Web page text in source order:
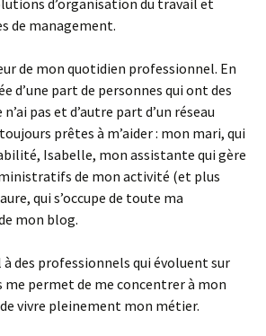
d’organisation du travail et
de management.
de mon quotidien professionnel. En
d’une part de personnes qui ont des
pas et d’autre part d’un réseau
prêtes à m’aider : mon mari, qui
Isabelle, mon assistante qui gère
de mon activité (et plus
qui s’occupe de toute ma
mon blog.
des professionnels qui évoluent sur
me permet de me concentrer à mon
vivre pleinement mon métier.